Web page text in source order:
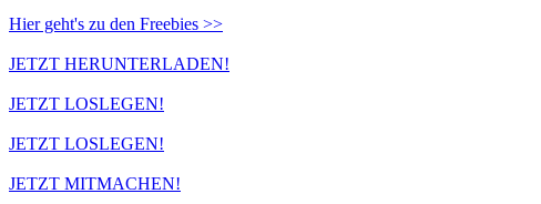
Hier geht's zu den Freebies >>
JETZT HERUNTERLADEN!
JETZT LOSLEGEN!
JETZT LOSLEGEN!
JETZT MITMACHEN!